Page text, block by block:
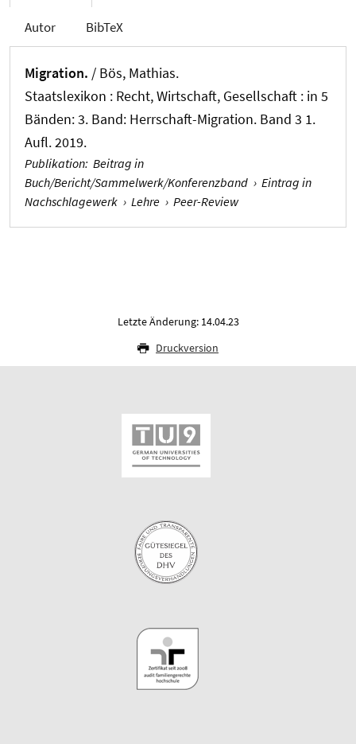
Autor BibTeX
Migration. / Bös, Mathias.
Staatslexikon : Recht, Wirtschaft, Gesellschaft : in 5
Bänden: 3. Band: Herrschaft-Migration. Band 3 1.
Aufl. 2019.
Publikation: Beitrag in
Buch/Bericht/Sammelwerk/Konferenzband › Eintrag in
Nachschlagewerk › Lehre › Peer-Review
Letzte Änderung: 14.04.23
Druckversion